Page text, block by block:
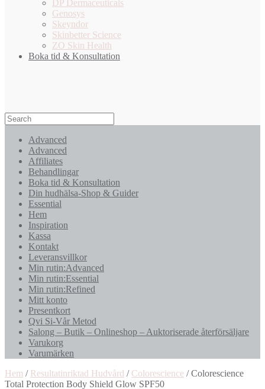
DP Dermaceuticals
Genosys
Skeyndor
Skinbetter Science
ZO Skin Health
Boka tid & Konsultation
Advanced
Advanced
Affiliates
Behandlingar
Boka tid & Konsultation
Din hudhälsa-Shop & Guider
Essential
Hem
Inspiration
Kassa
Kontakt
Leveransvillkor
Min rutin:Advanced
Min rutin:Essential
Min rutin:Refined
Mitt konto
Presentkort
Qvi Si-Vår Metod
Salong – Butik – Onlineshop – Auktoriserade återförsäljare
Varukorg
Varumärken
Hem / Resultatinriktad Hudvård / Colorescience / Colorescience
Total Protection Body Shield Glow SPF50